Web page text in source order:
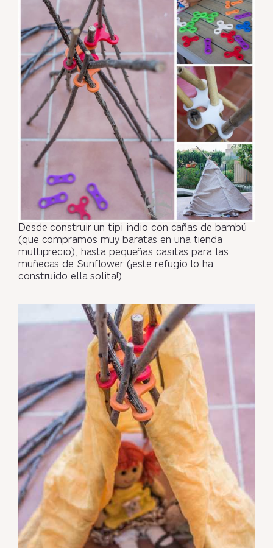
Desde construir un tipi indio con cañas de bambú
(que compramos muy baratas en una tienda
multiprecio), hasta pequeñas casitas para las
muñecas de Sunflower (¡este refugio lo ha
construido ella solita!).